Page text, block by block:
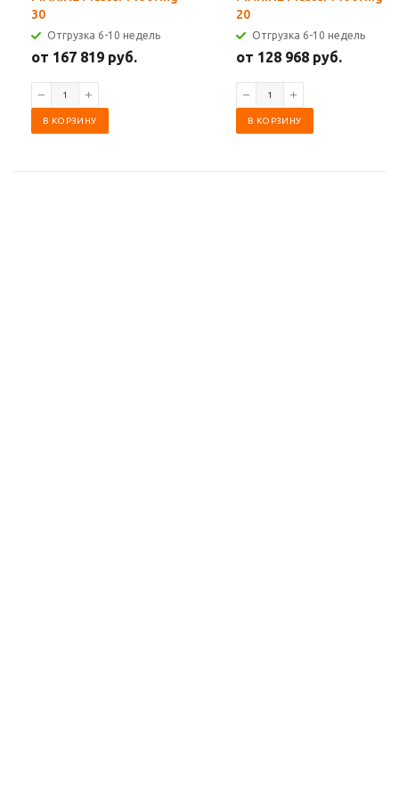
30
Отгрузка 6-10 недель
от 167 819 руб.
В КОРЗИНУ
20
Отгрузка 6-10 недель
от 128 968 руб.
В КОРЗИНУ